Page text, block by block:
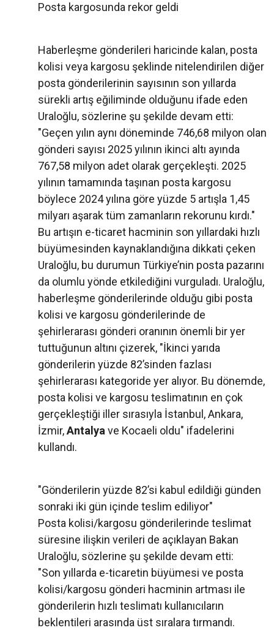
Posta kargosunda rekor geldi
Haberleşme gönderileri haricinde kalan, posta
kolisi veya kargosu şeklinde nitelendirilen diğer
posta gönderilerinin sayısının son yıllarda
sürekli artış eğiliminde olduğunu ifade eden
Uraloğlu, sözlerine şu şekilde devam etti:
"Geçen yılın aynı döneminde 746,68 milyon olan
gönderi sayısı 2025 yılının ikinci altı ayında
767,58 milyon adet olarak gerçekleşti. 2025
yılının tamamında taşınan posta kargosu
böylece 2024 yılına göre yüzde 5 artışla 1,45
milyarı aşarak tüm zamanların rekorunu kırdı."
Bu artışın e-ticaret hacminin son yıllardaki hızlı
büyümesinden kaynaklandığına dikkati çeken
Uraloğlu, bu durumun Türkiye’nin posta pazarını
da olumlu yönde etkilediğini vurguladı. Uraloğlu,
haberleşme gönderilerinde olduğu gibi posta
kolisi ve kargosu gönderilerinde de
şehirlerarası gönderi oranının önemli bir yer
tuttuğunun altını çizerek, "İkinci yarıda
gönderilerin yüzde 82’sinden fazlası
şehirlerarası kategoride yer alıyor. Bu dönemde,
posta kolisi ve kargosu teslimatının en çok
gerçekleştiği iller sırasıyla İstanbul, Ankara,
İzmir,Antalyave Kocaeli oldu" ifadelerini
kullandı.
"Gönderilerin yüzde 82’si kabul edildiği günden
sonraki iki gün içinde teslim ediliyor"
Posta kolisi/kargosu gönderilerinde teslimat
süresine ilişkin verileri de açıklayan Bakan
Uraloğlu, sözlerine şu şekilde devam etti:
"Son yıllarda e-ticaretin büyümesi ve posta
kolisi/kargosu gönderi hacminin artması ile
gönderilerin hızlı teslimatı kullanıcıların
beklentileri arasında üst sıralara tırmandı.